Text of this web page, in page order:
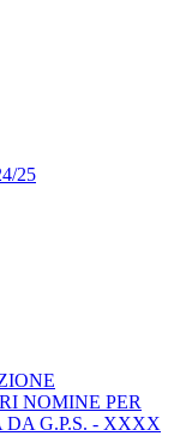
25
NOMINE PER
DA G.P.S. - XXXX